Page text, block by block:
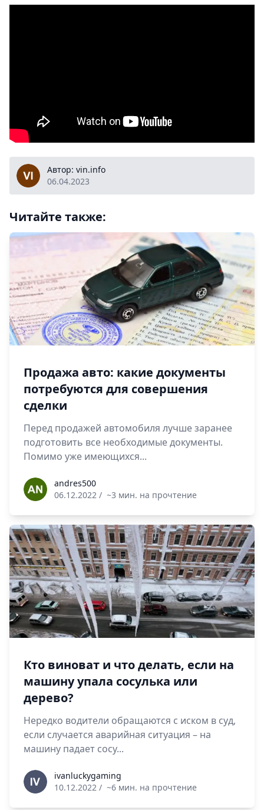
vin.infoАвтор: vin.info
06.04.2023
Читайте также:
Продажа авто: какие документы
потребуются для совершения
сделки
Перед продажей автомобиля лучше заранее
подготовить все необходимые документы.
Помимо уже имеющихся...
andres500andres500
06.12.2022 / ~3 мин. на прочтение
Кто виноват и что делать, если на
машину упала сосулька или
дерево?
Нередко водители обращаются с иском в суд,
если случается аварийная ситуация – на
машину падает сосу...
ivanluckygaming
ivanluckygaming
10.12.2022 / ~6 мин. на прочтение